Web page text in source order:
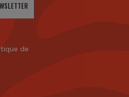
de